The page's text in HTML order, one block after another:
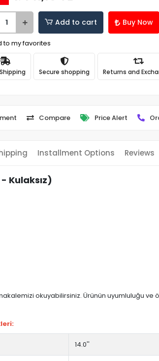
Add to cart Buy Now
to my favorites
Secure shopping Returns and
Compare Price Alert
Installment Options Reviews
Kulaksız)
okuyabilirsiniz. Ürünün uyumluluğu
14.0''